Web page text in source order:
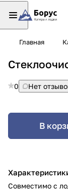
Главная
0 Нет
В
Совместимо с